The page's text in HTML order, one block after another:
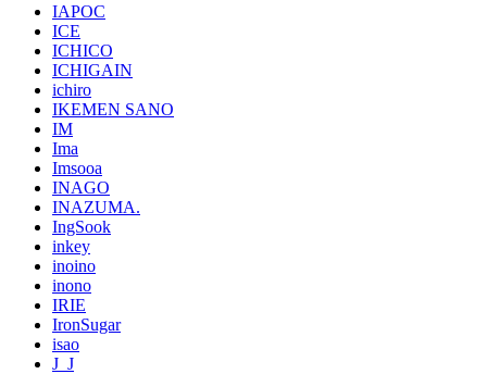
IAPOC
ICE
ICHICO
ICHIGAIN
ichiro
IKEMEN SANO
IM
Ima
Imsooa
INAGO
INAZUMA.
IngSook
inkey
inoino
inono
IRIE
IronSugar
isao
J_J